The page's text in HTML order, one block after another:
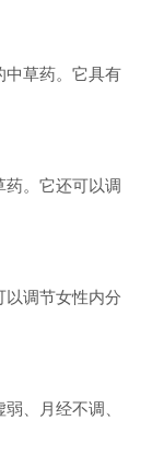
中草药。它具有
。它还可以调
以调节女性内分
、月经不调、